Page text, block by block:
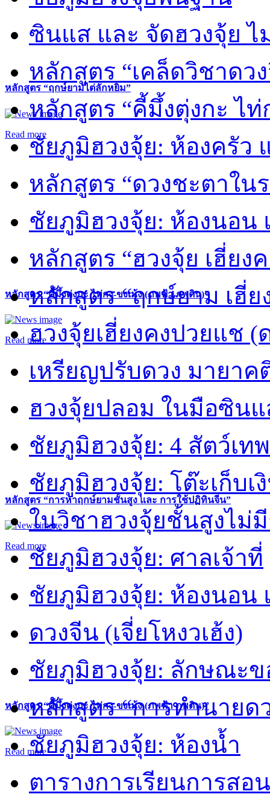
หลักสูตร “ฤกษ์ยามไต่ลักหยิ่ม”
Read more
หลักสูตร “คี้มึ้งตุ่งกะ ไท่กง-ขงเม้ง (ภพฟ้า ภพดิน)”
Read more
หลักสูตร “การหาฤกษ์ยามชั้นสูง และ การใช้ปฏิทินจีน”
Read more
หลักสูตร “คี้มึ้งตุ่งกะ ไท่กง-ขงเม้ง (ภพฟ้า ภพดิน)”
Read more
ซินแส และ จัดฮวงจุ้ย ไ
หลักสูตร “เคล็ดวิชาดว
หลักสูตร “คี้มึ้งตุ่งกะ ไ
ชัยภูมิฮวงจุ้ย: ห้องครัว
หลักสูตร “ดวงชะตาใน
ชัยภูมิฮวงจุ้ย: ห้องนอน
หลักสูตร “ฮวงจุ้ย เฮี่ยง
หลักสูตร “ฤกษ์ยาม เฮี่ย
ฮวงจุ้ยเฮี่ยงคงปวยแช (
เหรียญปรับดวง มายา
ฮวงจุ้ยปลอม ในมือซิน
ชัยภูมิฮวงจุ้ย: 4 สัตว์เทพ
ชัยภูมิฮวงจุ้ย: โต๊ะเก็บเ
ในวิชาฮวงจุ้ยชั้นสูงไม่
ชัยภูมิฮวงจุ้ย: ศาลเจ้าที่
ชัยภูมิฮวงจุ้ย: ห้องนอน
ดวงจีน (เจี่ยโหงวเฮ้ง)
ชัยภูมิฮวงจุ้ย: ลักษณะ
หลักสูตร “การทำนายด
ชัยภูมิฮวงจุ้ย: ห้องน้ำ
ตารางการเรียนการส